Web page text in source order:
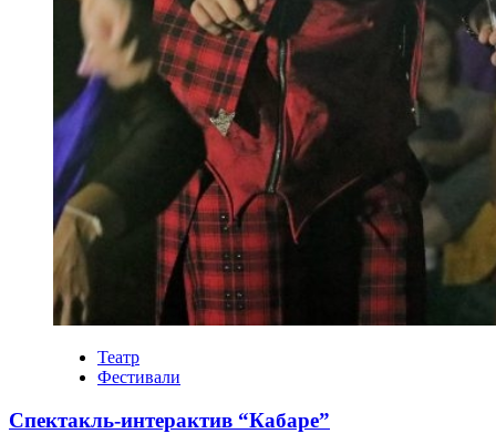
Театр
Фестивали
Спектакль-интерактив “Кабаре”